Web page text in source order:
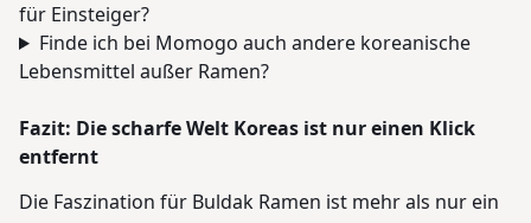
für Einsteiger?
Finde ich bei Momogo auch andere koreanische
Lebensmittel außer Ramen?
Fazit: Die scharfe Welt Koreas ist nur einen Klick
entfernt
Die Faszination für Buldak Ramen ist mehr als nur ein